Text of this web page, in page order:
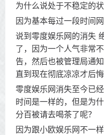
为什么说处于不稳定的状
因为基本每过一段时间
说到零度娱乐网的消失
了，因为一个人气非常
告，然后也被管理局通
直到现在彻底凉凉才后悔
零度娱乐网消失至今已
时间是一样的，但是为
分百被请去喝茶了呢？
因为跟小欧娱乐网不一